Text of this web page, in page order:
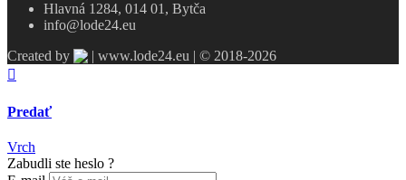
Hlavná 1284, 014 01, Bytča
info@lode24.eu
Created by
| www.lode24.eu | © 2018-2026
Predať
Vrch
Zabudli ste heslo ?